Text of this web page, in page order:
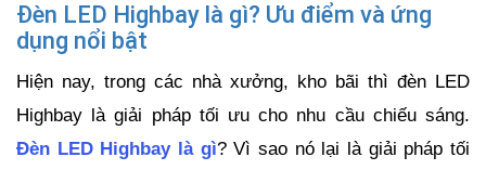
Đèn LED Highbay là gì? Ưu điểm và ứng
dụng nổi bật
Hiện nay, trong các nhà xưởng, kho bãi thì đèn LED
Highbay là giải pháp tối ưu cho nhu cầu chiếu sáng.
Đèn LED Highbay là gì? Vì sao nó lại là giải pháp tối